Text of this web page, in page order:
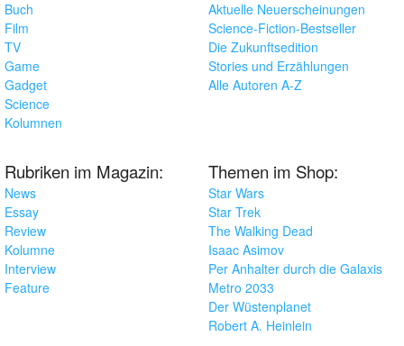
Buch
Film
TV
Game
Gadget
Science
Kolumnen
Aktuelle Neuerscheinungen
Science-Fiction-Bestseller
Die Zukunftsedition
Stories und Erzählungen
Alle Autoren A-Z
Rubriken im Magazin:
News
Essay
Review
Kolumne
Interview
Feature
Themen im Shop:
Star Wars
Star Trek
The Walking Dead
Isaac Asimov
Per Anhalter durch die Galaxis
Metro 2033
Der Wüstenplanet
Robert A. Heinlein